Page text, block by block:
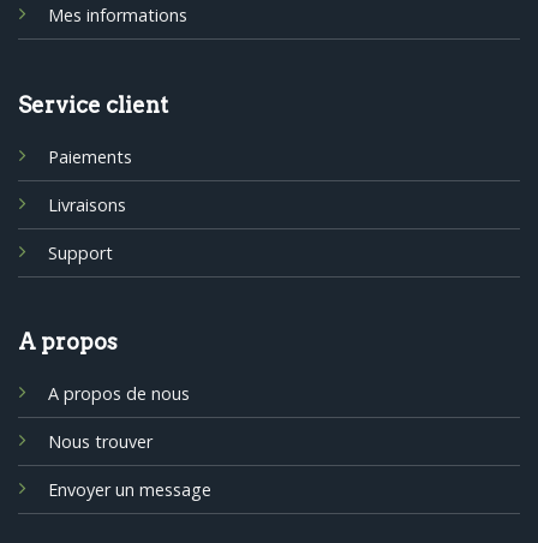
Mes informations
Service client
Paiements
Livraisons
Support
A propos
A propos de nous
Nous trouver
Envoyer un message